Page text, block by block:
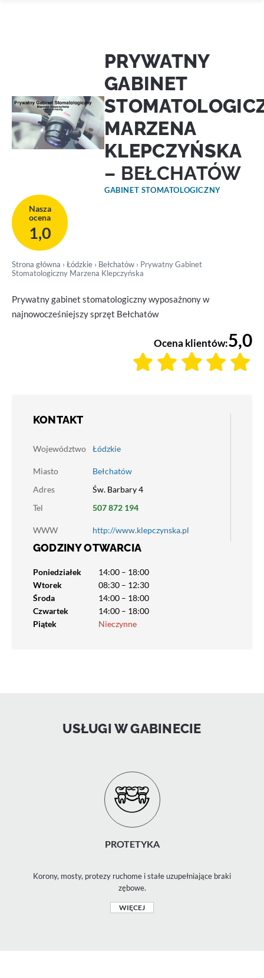
PRYWATNY
GABINET
MARZENA
KLEPCZYŃSKA
– BEŁCHATÓW
GABINET STOMATOLOGICZNY
Nasza
ocena
1,0
Strona główna › Łódzkie › Bełchatów › Prywatny Gabinet
Stomatologiczny Marzena Klepczyńska
Prywatny gabinet stomatologiczny wyposażnony w
najnowocześniejszy sprzęt Bełchatów
Ocena klientów:5,0
KONTAKT
Województwo Łódzkie
Miasto
Bełchatów
Adres
Św. Barbary 4
Tel
507 872 194
WWW http://www.klepczynska.pl
GODZINY OTWARCIA
Poniedziałek
14:00 – 18:00
Wtorek
08:30 – 12:30
Środa
14:00 – 18:00
Czwartek
14:00 – 18:00
Piątek
Nieczynne
USŁUGI W GABINECIE
PROTETYKA
Korony, mosty, protezy ruchome i stałe uzupełniające braki
zębowe.
WIĘCEJ